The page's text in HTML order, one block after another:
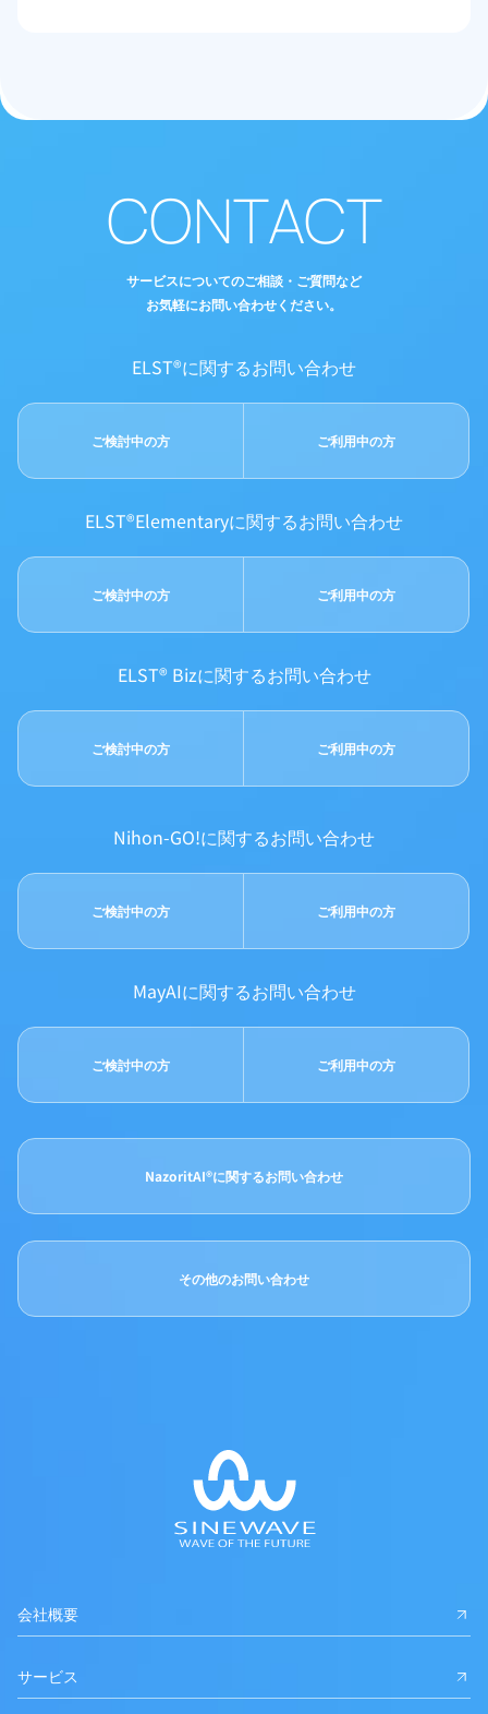
CONTACT
サービスについてのご相談・ご質問など
お気軽にお問い合わせください。
ELST®に関するお問い合わせ
ご検討中の方 ご利用中の方
ELST®Elementaryに関するお問い合わせ
ご検討中の方 ご利用中の方
ELST® Bizに関するお問い合わせ
ご検討中の方 ご利用中の方
Nihon-GO!に関するお問い合わせ
ご検討中の方 ご利用中の方
MayAIに関するお問い合わせ
ご検討中の方 ご利用中の方
NazoritAI®に関するお問い合わせ
その他のお問い合わせ
会社概要
サービス